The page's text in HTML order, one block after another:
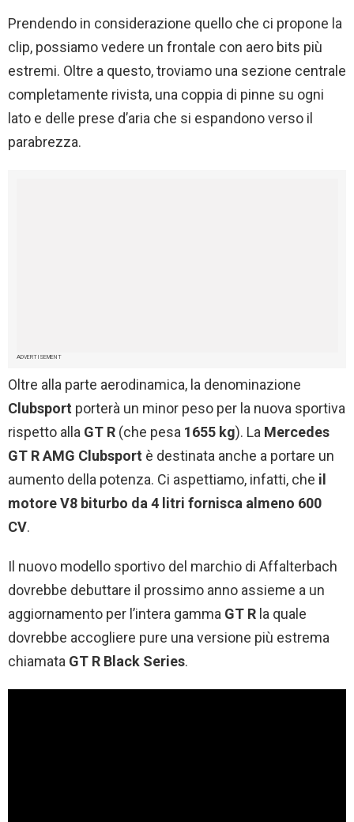
Prendendo in considerazione quello che ci propone la
clip, possiamo vedere un frontale con aero bits più
estremi. Oltre a questo, troviamo una sezione centrale
completamente rivista, una coppia di pinne su ogni
lato e delle prese d’aria che si espandono verso il
parabrezza.
ADVERTISEMENT
Oltre alla parte aerodinamica, la denominazione
Clubsport porterà un minor peso per la nuova sportiva
rispetto alla GT R (che pesa 1655 kg). La Mercedes
GT R AMG Clubsport è destinata anche a portare un
aumento della potenza. Ci aspettiamo, infatti, che il
motore V8 biturbo da 4 litri fornisca almeno 600
CV.
Il nuovo modello sportivo del marchio di Affalterbach
dovrebbe debuttare il prossimo anno assieme a un
aggiornamento per l’intera gamma GT R la quale
dovrebbe accogliere pure una versione più estrema
chiamata GT R Black Series.